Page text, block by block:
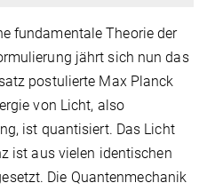
fundamentale Theorie der
jährt sich nun das
postulierte Max Planck
von Licht, also
ist quantisiert. Das Licht
ist aus vielen identischen
Die Quantenmechanik